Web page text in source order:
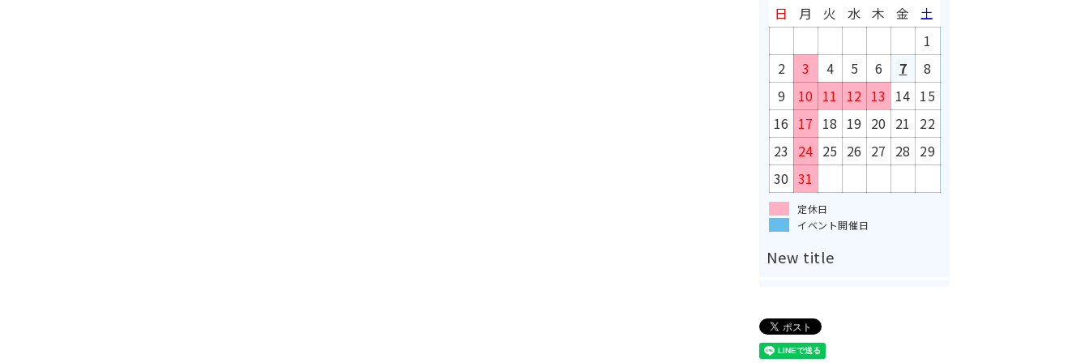
日 月 火 水 木 金
土
1
2
3 4 5 6 7
8
9
10 11 12 13 14 15
16 17 18 19 20 21
22
23 24 25 26 27 28 29
30 31
定休日
イベント開催日